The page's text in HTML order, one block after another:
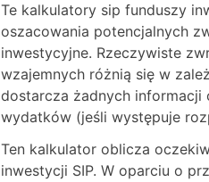
Te kalkulatory sip funduszy
oszacowania potencjalnych
inwestycyjne. Rzeczywiste
wzajemnych różnią się w
dostarcza żadnych informacji
wydatków (jeśli występuje
Ten kalkulator oblicza
inwestycji SIP. W oparciu o